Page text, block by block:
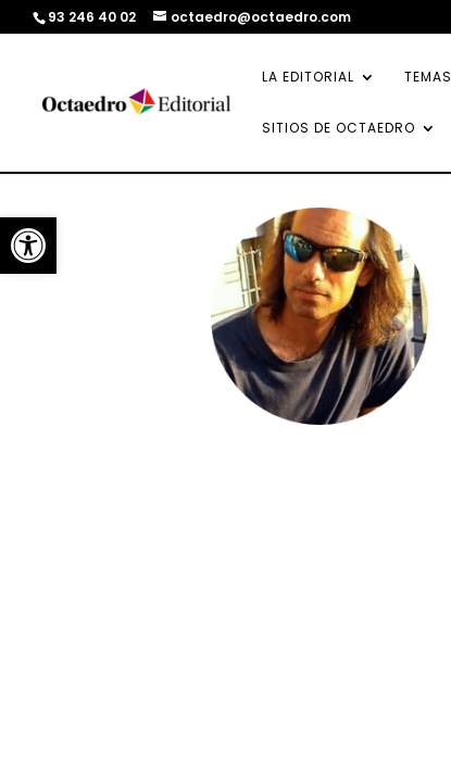
Abrir barra de herramientas
93 246 40 02 octaedro@octaedro.com
LA EDITORIAL TEMAS
SITIOS DE OCTAEDRO